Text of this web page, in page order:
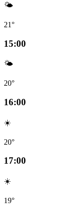
🌤️
21°
15:00
🌤️
20°
16:00
☀️
20°
17:00
☀️
19°